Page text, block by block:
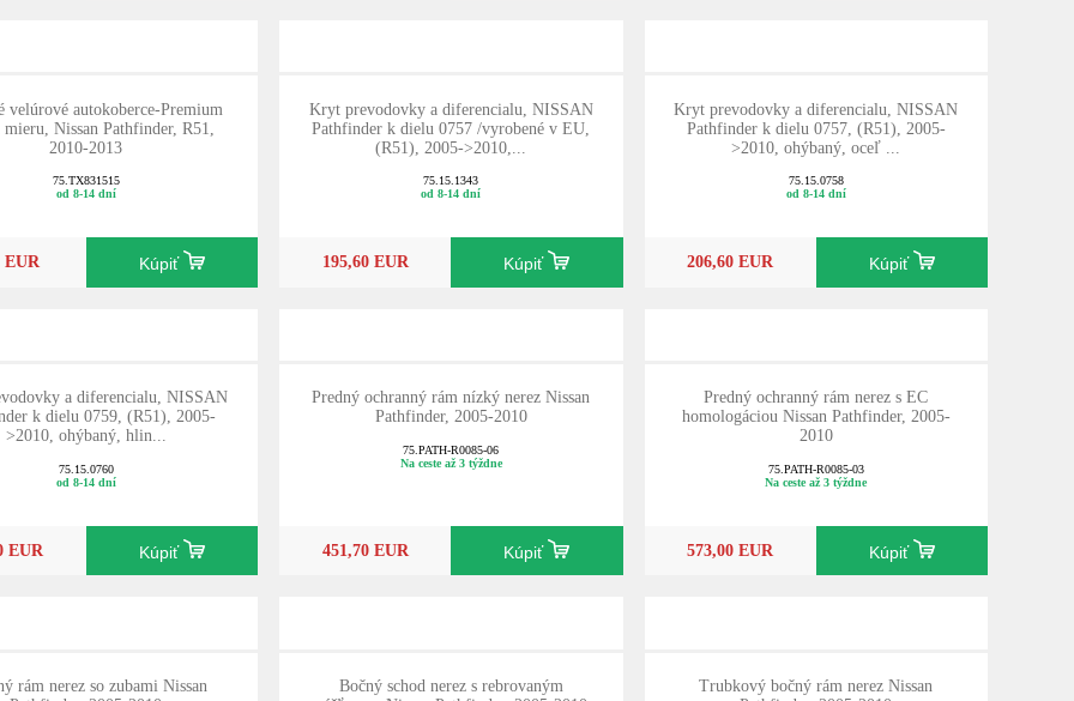
velúrové autokoberce-Premium
mieru, Nissan Pathfinder, R51,
2010-2013
75.TX831515
od 8-14 dní
EUR Kúpiť
Kryt prevodovky a diferencialu, NISSAN
Pathfinder k dielu 0757 /vyrobené v EU,
(R51), 2005->2010,...
75.15.1343
od 8-14 dní
195,60 EUR Kúpiť
Kryt prevodovky a diferencialu, NISSAN
Pathfinder k dielu 0757, (R51), 2005-
>2010, ohýbaný, oceľ ...
75.15.0758
od 8-14 dní
206,60 EUR Kúpiť
a diferencialu, NISSAN
k dielu 0759, (R51), 2005-
>2010, ohýbaný, hlin...
75.15.0760
od 8-14 dní
EUR Kúpiť
Predný ochranný rám nízký nerez Nissan
Pathfinder, 2005-2010
75.PATH-R0085-06
Na ceste až 3 týždne
451,70 EUR Kúpiť
Predný ochranný rám nerez s EC
homologáciou Nissan Pathfinder, 2005-
2010
75.PATH-R0085-03
Na ceste až 3 týždne
573,00 EUR Kúpiť
rám nerez so zubami Nissan
Bočný schod nerez s rebrovaným
Trubkový bočný rám nerez Nissan